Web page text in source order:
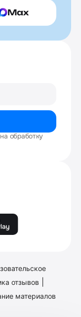
Max
обработку
отзывов
материалов